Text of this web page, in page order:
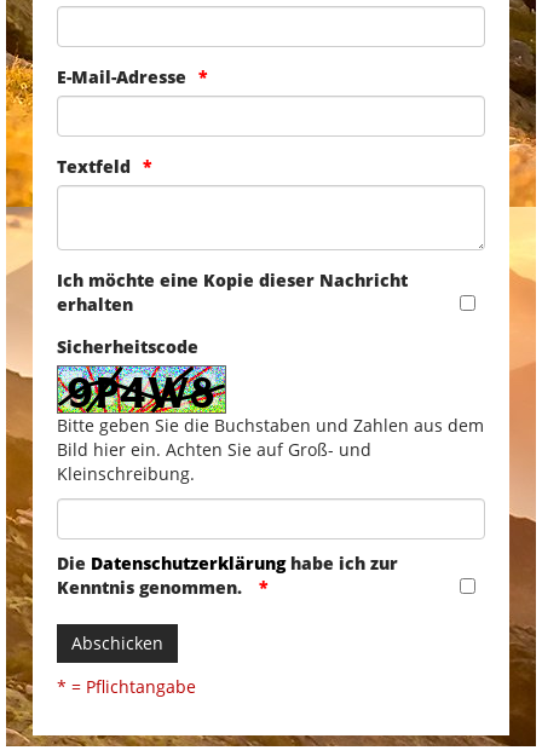
E-Mail-Adresse
Textfeld
Ich möchte eine Kopie dieser Nachricht
erhalten
Sicherheitscode
Bitte geben Sie die Buchstaben und Zahlen aus dem
Bild hier ein. Achten Sie auf Groß- und
Kleinschreibung.
Die Datenschutzerklärunghabe ich zur
Kenntnis genommen.
Abschicken
* = Pflichtangabe